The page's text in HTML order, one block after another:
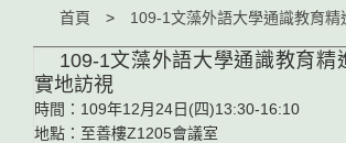
首頁
109-1文藻外語大學通識教育精
實地訪視
時間：109年12月24日(四)13:30-16:10
地點：至善樓Z1205會議室